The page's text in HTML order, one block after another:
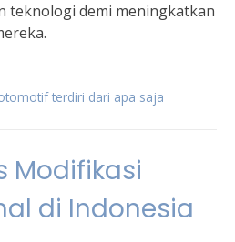
teknologi demi meningkatkan
terdiri dari apa saja
Modifikasi
di Indonesia